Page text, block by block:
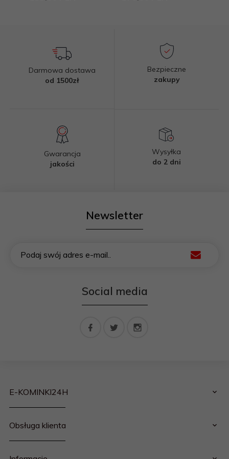
Darmowa dostawa
od 1500zł
Bezpieczne
zakupy
Gwarancja
jakości
Wysyłka
do 2 dni
Newsletter
Podaj swój adres e-mail..
Social media
Obsługa klienta
E-KOMINKI24H